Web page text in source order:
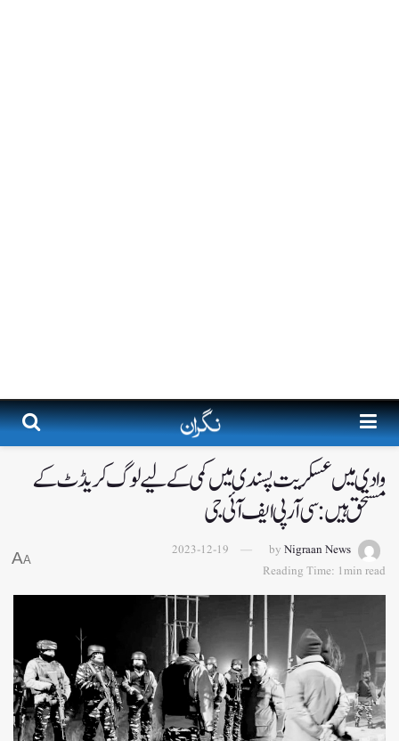
وادی میں عسکریت پسندی میں کمی کے لیے لوگ کریڈٹ کے
مستحق ہیں: سی آر پی ایف آئی جی
by Nigraan News
2023-12-19
Reading Time: 1min read
A
A